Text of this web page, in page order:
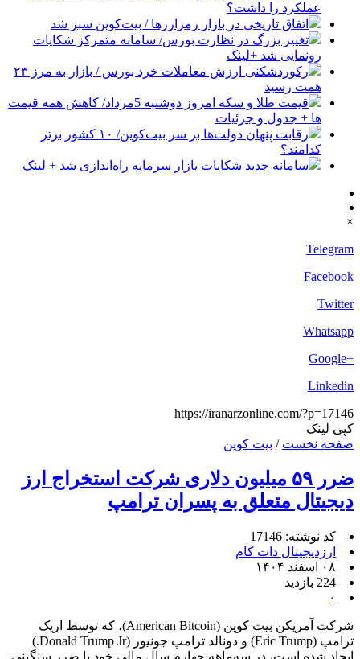
عملکرد را داشت؟
اتفاق تاریخی در بازار رمزارزها / بیت‌کوین سبز شد
تغییر بزرگ در نظارت بورس/ سامانه متمرکز شکایات
رونمایی شد +لینک
رکوردشکنی ارزش معاملات خرد بورس / بازار به مرز ۲۳
همت رسید
قیمت طلا و سکه امروز دوشنبه 5مرداد/ کاهش همه قیمت
ها + جدول و جزئیات
رقابت پنهان دولت‌ها بر سر بیت‌کوین/ ۱۰ کشور برتر
کدامند؟
سامانه جدید شکایات بازار سرمایه راه‌اندازی شد + لینک
×
Telegram
Facebook
Twitter
Whatsapp
+Google
Linkedin
https://iranarzonline.com/?p=17146
کپی لینک
صفحه نخست / بیت کوین
ضرر ۵۹ میلیون دلاری شرکت استخراج ارز
دیجیتال متعلق به پسران ترامپ
کد نوشته: 17146
ارزدیجیتال دات کام
۰۸ اسفند ۱۴۰۴
224 بازدید
۰
شرکت آمریکن بیت کوین (American Bitcoin)، که توسط اریک
ترامپ (Eric Trump) و دونالد ترامپ جونیور (Donald Trump Jr.)
ایجاد شده است، در سه‌ماهه چهارم سال مالی خود با ضرر سنگینی